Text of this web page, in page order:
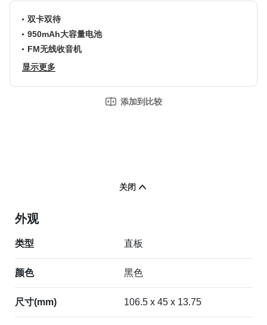
双卡双待
950mAh大容量电池
FM无线收音机
显示更多
添加到比较
关闭
外观
类型 直板
颜色 黑色
尺寸(mm) 106.5 x 45 x 13.75